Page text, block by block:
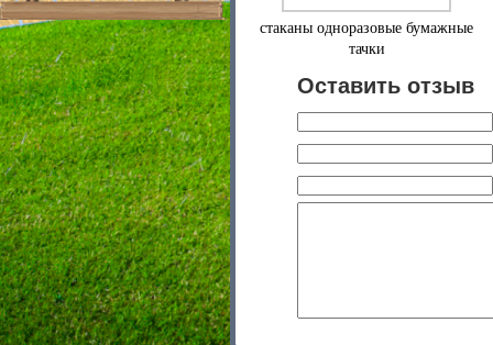
стаканы одноразовые бумажные
тачки
Оставить отзыв